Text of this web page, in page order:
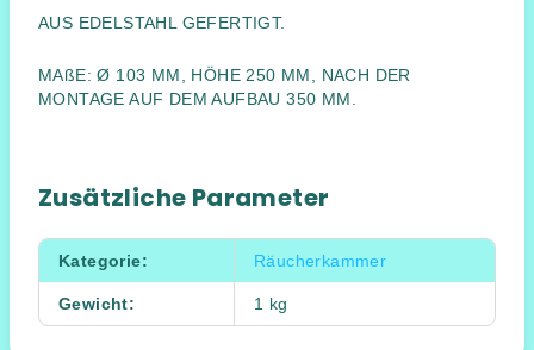
AUS EDELSTAHL GEFERTIGT.
MAßE: Ø 103 MM, HÖHE 250 MM, NACH DER
MONTAGE AUF DEM AUFBAU 350 MM.
Zusätzliche Parameter
Kategorie: Räucherkammer
Gewicht: 1 kg